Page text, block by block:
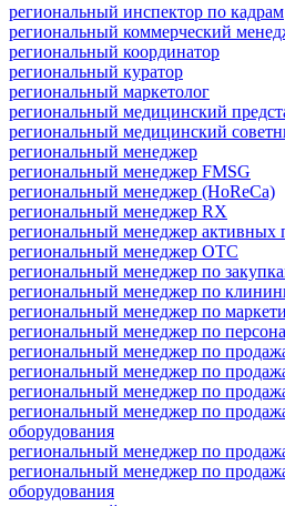
региональный инспектор по кадрам
региональный коммерческий
региональный координатор
региональный куратор
региональный маркетолог
региональный медицинский
региональный медицинский
региональный менеджер
региональный менеджер FMSG
региональный менеджер (HoReCa)
региональный менеджер RX
региональный менеджер активных
региональный менеджер ОТС
региональный менеджер по
региональный менеджер по
региональный менеджер по
региональный менеджер по
региональный менеджер по
региональный менеджер по
региональный менеджер по
региональный менеджер по
оборудования
региональный менеджер по
региональный менеджер по
оборудования